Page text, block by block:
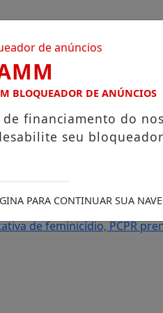
aprendizado
Prefeitura
da moradora que teve a
de feminicídio, PCPR
BLOQUEADOR DE ANÚNCIOS
financiamento do
seu
PARA CONTINUAR SUA